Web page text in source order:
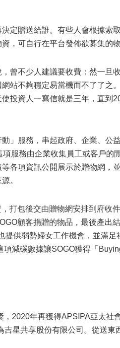
定贈送給誰。有些人會根據索
，可自行在平台發佈欲募集的物
曾不少人建議要收費：然一旦
站不夠穩定易當機而不了了之
投資人一寫信就是三年，直到
」服務，串起政府、企業、公
服務由企業收集員工或客戶的
各項資訊公開展示於贈物網，
。
打包後交由贈物網安排到府收件
顧客捐贈的物品，最後產出
提供弱勢婦女工作機會，並滿足
減碳數據讓SOGO獲得「
2020年再獲得APSIPA亞太社
星共享股份有限公司。從送東